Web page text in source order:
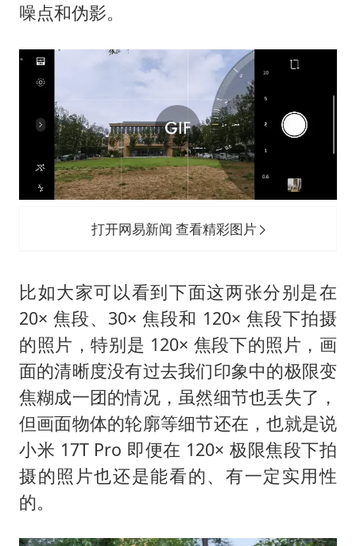
噪点和伪影。
打开网易新闻 查看精彩图片
比如大家可以看到下面这两张分别是在
20× 焦段、30× 焦段和 120× 焦段下拍摄
的照片，特别是 120× 焦段下的照片，画
面的清晰度没有过去我们印象中的极限变
焦糊成一团的情况，虽然细节也丢失了，
但画面物体的轮廓等细节还在，也就是说
小米 17T Pro 即便在 120× 极限焦段下拍
摄的照片也还是能看的、有一定实用性
的。